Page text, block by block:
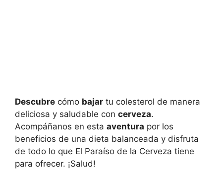
Descubre cómo bajar tu colesterol de manera
deliciosa y saludable con cerveza.
Acompáñanos en esta aventura por los
beneficios de una dieta balanceada y disfruta
de todo lo que El Paraíso de la Cerveza tiene
para ofrecer. ¡Salud!